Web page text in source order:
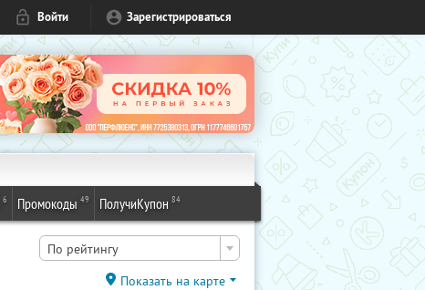
Войти Зарегистрироваться
6 Промокоды 49 ПолучиКупон 84
По рейтингу
Показать на карте